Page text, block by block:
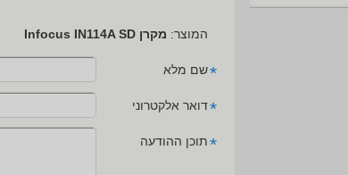
המוצר: מקרן Infocus IN114A SD
*שם מלא
*דואר אלקטרוני
*תוכן ההודעה